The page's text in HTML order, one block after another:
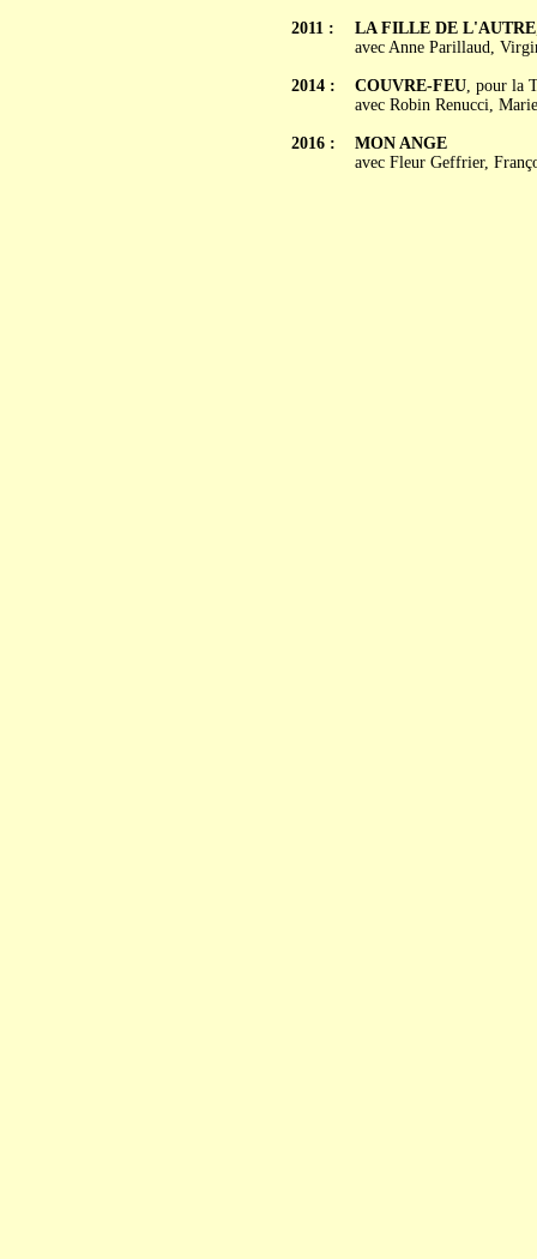
2011 :
2014 :
2016 :
LA FILLE DE L'AUTRE
avec Anne Parillaud,
COUVRE-FEU, pour la
avec Robin Renucci,
MON ANGE
avec Fleur Geffrier,